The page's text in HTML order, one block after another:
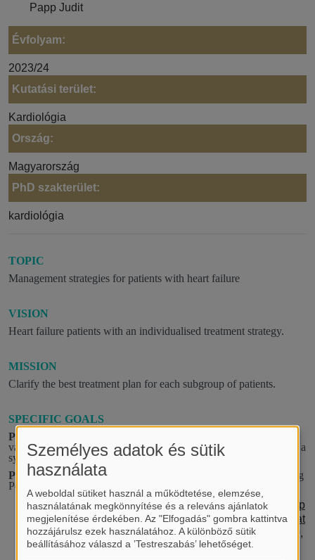
Papp Judit
Évfolyam:
2023/24
Kutatási terület:
Kardiológia
Ország:
Magyarország
PhD szakterület:
kardiológia
TOPIC
Management strategies for patients with heart failure
VISION
Heart failure patients with an individualised treatment strategy.
MISSION
Clarify the best treatment plan for each subgroup of patients.
SPECIFIC GOALS
PROJECT 1:
valve repair on left ventricular reverse remodeling in heart failure: a
systematic review and meta-analysis.
PROJECT 2:Epiaortic Ultrasound in Cardiac Surgery: Reducing
Perioperative Stroke Risk Through Improved Aortic Assessment
Assessing the impact of transcatheter edge-to-edge rep
air on reverse remodeling in secondary mitral regurgitat
ion: a systematic review and meta-analysis–
2.900,
Quality:Q1,Journal:Front Cardiovasc Med
Személyes adatok és sütik
használata
A weboldal sütiket használ a működtetése, elemzése,
használatának megkönnyítése és a releváns ajánlatok
megjelenítése érdekében. Az "Elfogadás" gombra kattintva
hozzájárulsz ezek használatához. A különböző sütik
beállításához válaszd a ’Testreszabás’ lehetőséget.